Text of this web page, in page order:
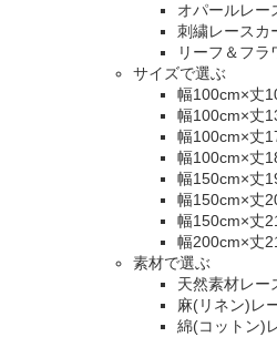
オパールレー
刺繍レースカ
リーフ＆フラ
サイズで選ぶ
幅100cm×丈
幅100cm×丈
幅100cm×丈
幅100cm×丈
幅150cm×丈
幅150cm×丈
幅150cm×丈
幅200cm×丈
素材で選ぶ
天然素材レー
麻(リネン)レ
綿(コットン)